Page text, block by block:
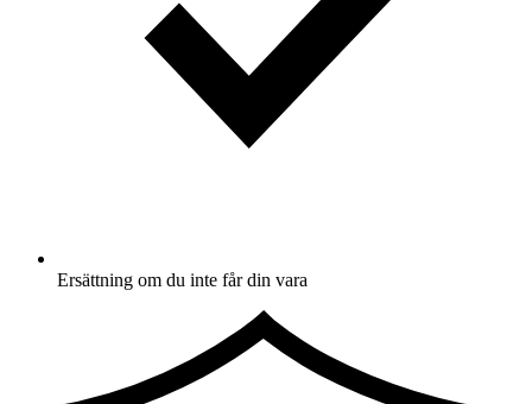
Ersättning om du inte får din vara